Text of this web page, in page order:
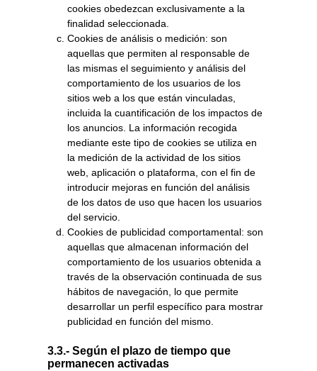
cookies obedezcan exclusivamente a la
finalidad seleccionada.
Cookies de análisis o medición: son
aquellas que permiten al responsable de
las mismas el seguimiento y análisis del
comportamiento de los usuarios de los
sitios web a los que están vinculadas,
incluida la cuantificación de los impactos de
los anuncios. La información recogida
mediante este tipo de cookies se utiliza en
la medición de la actividad de los sitios
web, aplicación o plataforma, con el fin de
introducir mejoras en función del análisis
de los datos de uso que hacen los usuarios
del servicio.
Cookies de publicidad comportamental: son
aquellas que almacenan información del
comportamiento de los usuarios obtenida a
través de la observación continuada de sus
hábitos de navegación, lo que permite
desarrollar un perfil específico para mostrar
publicidad en función del mismo.
3.3.- Según el plazo de tiempo que
permanecen activadas